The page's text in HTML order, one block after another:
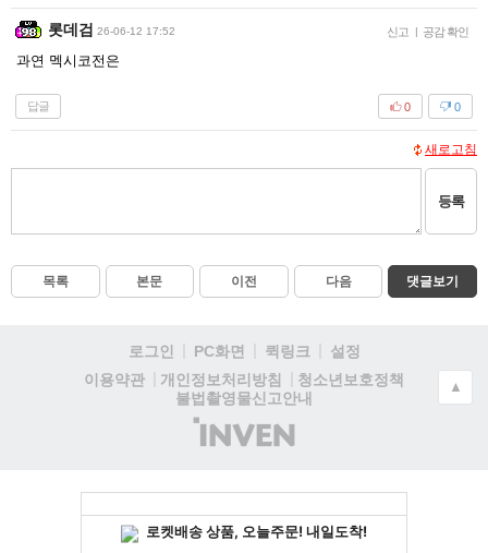
롯데검 26-06-12 17:52 신고 | 공감 확인
과연 멕시코전은
답글 0
0
새로고침
등록
목록 본문 이전 다음 댓글보기
로그인 PC화면 퀵링크
설정
이용약관
개인정보처리방침
청소년보호정책
불법촬영물신고안내
(주)
인
▲